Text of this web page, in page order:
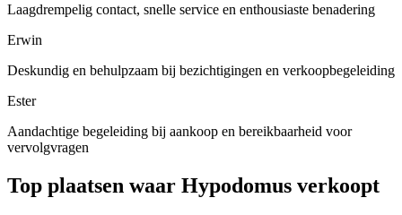
Laagdrempelig contact, snelle service en enthousiaste benadering
Erwin
Deskundig en behulpzaam bij bezichtigingen en verkoopbegeleiding
Ester
Aandachtige begeleiding bij aankoop en bereikbaarheid voor
vervolgvragen
Top plaatsen waar Hypodomus verkoopt